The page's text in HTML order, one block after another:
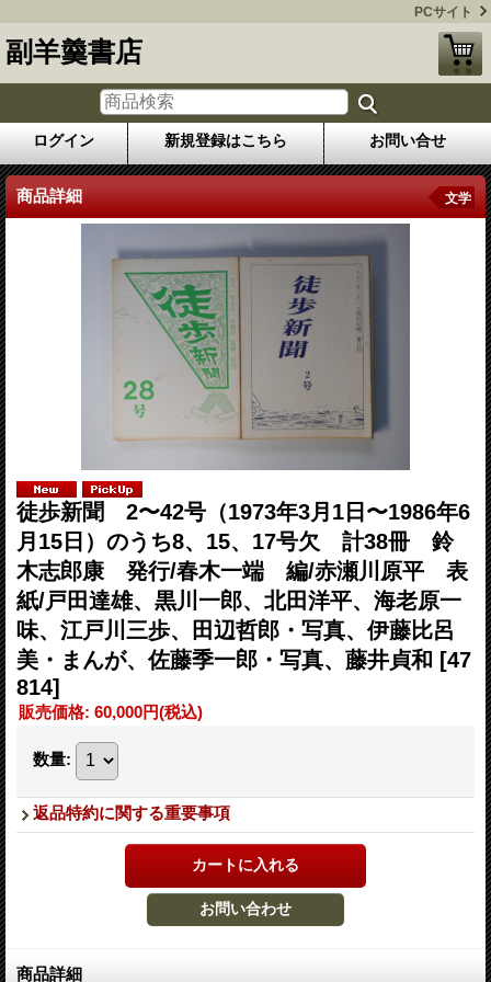
PCサイト
副羊羹書店
ログイン 新規登録はこちら お問い合せ
商品詳細 文学
徒歩新聞 2〜42号（1973年3月1日〜1986年6
月15日）のうち8、15、17号欠 計38冊 鈴
木志郎康 発行/春木一端 編/赤瀬川原平 表
紙/戸田達雄、黒川一郎、北田洋平、海老原一
味、江戸川三歩、田辺哲郎・写真、伊藤比呂
美・まんが、佐藤季一郎・写真、藤井貞和 [47
814]
販売価格: 60,000円(税込)
数量:
返品特約に関する重要事項
商品詳細